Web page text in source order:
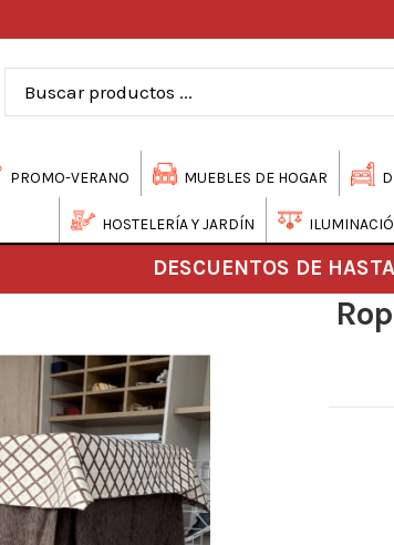
PROMO-VERANO MUEBLES DE HOGAR
HOSTELERÍA Y JARDÍN
DESCUENTOS DE